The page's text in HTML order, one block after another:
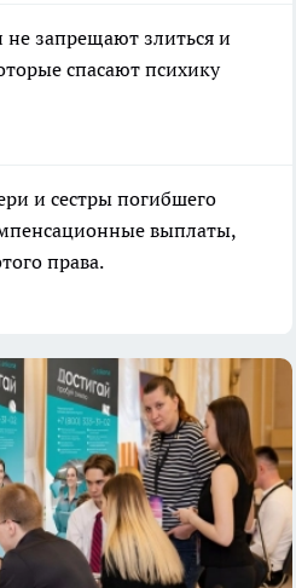
запрещают злиться и
спасают психику
и сестры погибшего
выплаты,
права.